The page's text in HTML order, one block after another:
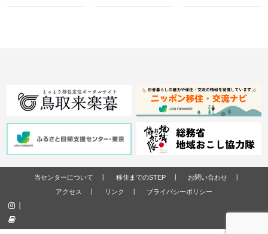
当センターについて 移住までのSTEP
お問い合わせ
アクセス
リンク プライバシーポリシー